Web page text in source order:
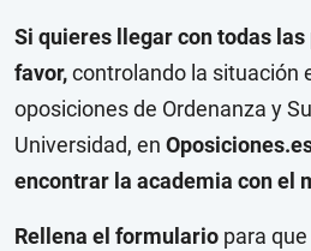
Si quieres llegar con todas
favor,controlando la situación
oposiciones de Ordenanza y
Universidad, en
encontrar la academia con el
Rellena el formulario para